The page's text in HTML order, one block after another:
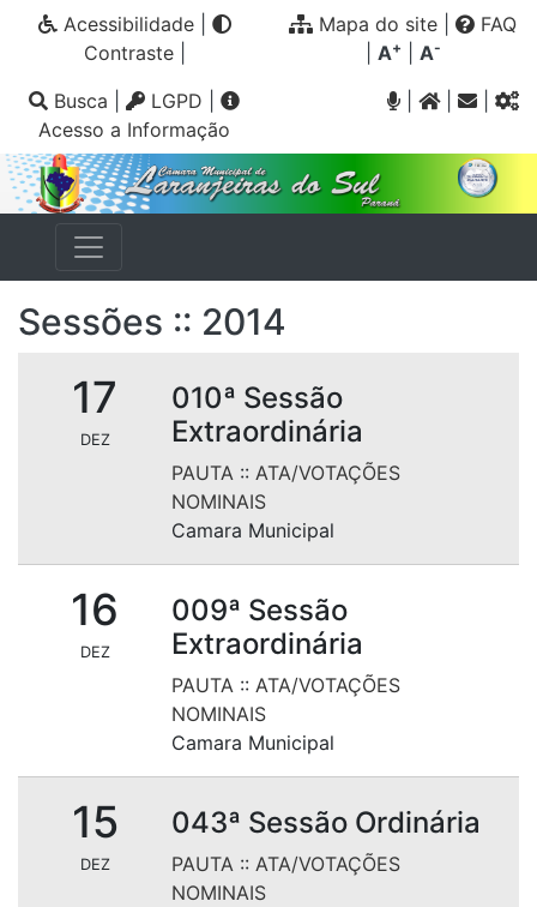
Acessibilidade|
Contraste|
Mapa do site
FAQ
A+ A-
Busca LGPD
Acesso a Informação
|
Sessões :: 2014
17
DEZ
010ª Sessão
Extraordinária
PAUTA :: ATA/VOTAÇÕES
NOMINAIS
Camara Municipal
16
DEZ
009ª Sessão
Extraordinária
PAUTA :: ATA/VOTAÇÕES
NOMINAIS
Camara Municipal
15
DEZ
043ª Sessão Ordinária
PAUTA :: ATA/VOTAÇÕES
NOMINAIS